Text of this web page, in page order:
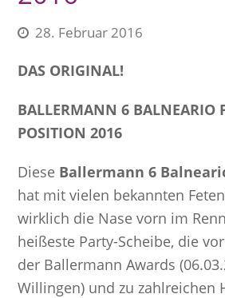
28. Februar 2016
DAS ORIGINAL!
BALLERMANN 6 BALNEARIO
POSITION 2016
Diese Ballermann 6
hat mit vielen bekannten
wirklich die Nase vorn im
heißeste Party-Scheibe, die
der Ballermann Awards
Willingen) und zu zahlreichen